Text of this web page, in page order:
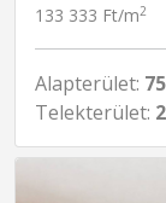
133 333 Ft/m2
Alapterület:
Telekterület: